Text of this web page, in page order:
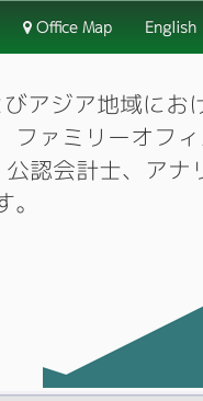
Office Map English
ジア地域にお
ァミリーオフ
認会計士、ア